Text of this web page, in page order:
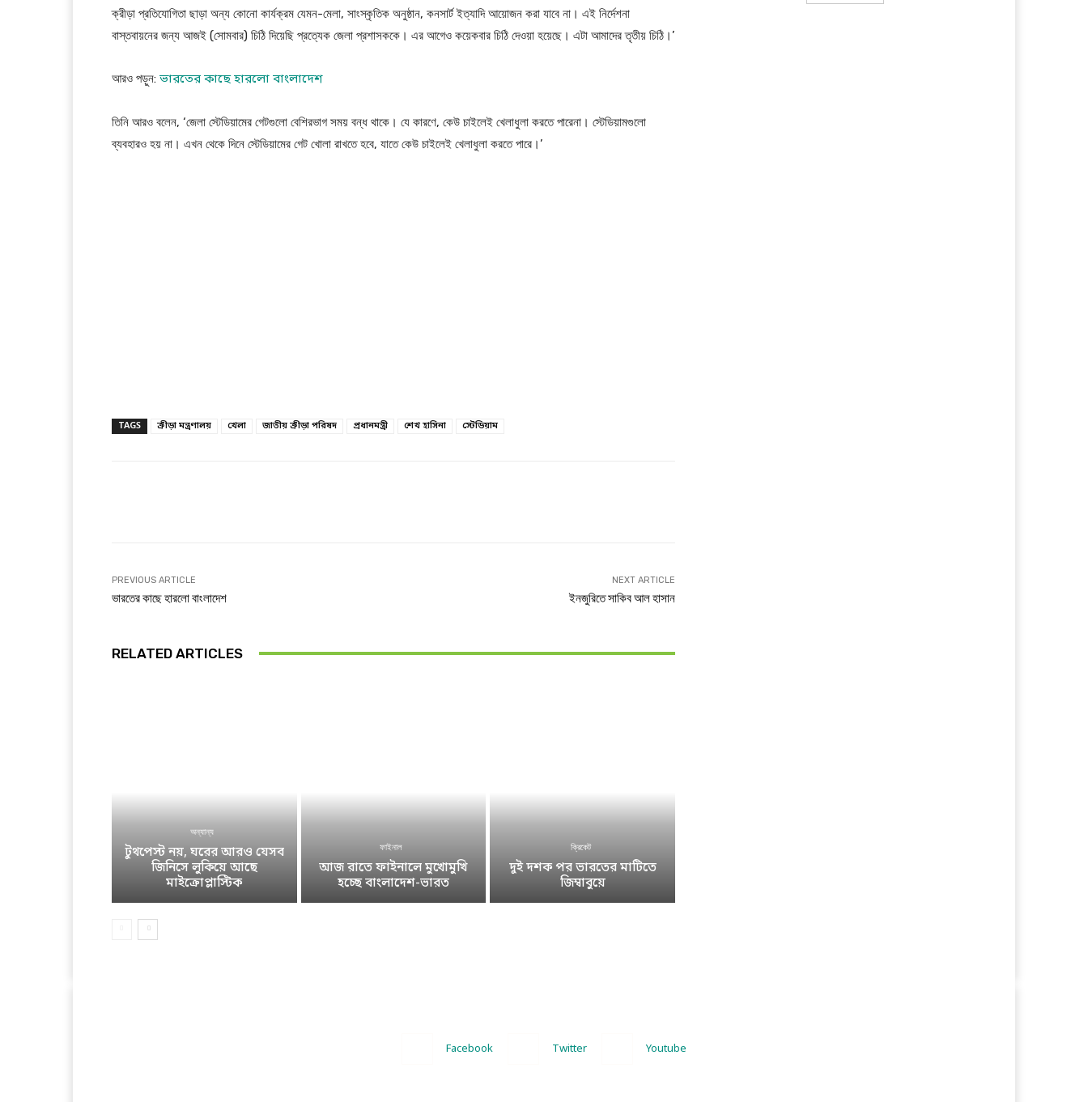
ক্রীড়া প্রতিযোগিতা ছাড়া অন্য কোনো কার্যক্রম যেমন-মেলা, সাংস্কৃতিক অনুষ্ঠান, কনসার্ট ইত্যাদি আয়োজন করা যাবে না। এই নির্দেশনা
বাস্তবায়নের জন্য আজই (সোমবার) চিঠি দিয়েছি প্রত্যেক জেলা প্রশাসককে। এর আগেও কয়েকবার চিঠি দেওয়া হয়েছে। এটা আমাদের তৃতীয় চিঠি।’
আরও পড়ুন: ভারতের কাছে হারলো বাংলাদেশ
তিনি আরও বলেন, ‘জেলা স্টেডিয়ামের গেটগুলো বেশিরভাগ সময় বন্ধ থাকে। যে কারণে, কেউ চাইলেই খেলাধুলা করতে পারেনা। স্টেডিয়ামগুলো
ব্যবহারও হয় না। এখন থেকে দিনে স্টেডিয়ামের গেট খোলা রাখতে হবে, যাতে কেউ চাইলেই খেলাধুলা করতে পারে।’
TAGS ক্রীড়া মন্ত্রণালয় খেলা জাতীয় ক্রীড়া পরিষদ প্রধানমন্ত্রী শেখ হাসিনা স্টেডিয়াম
PREVIOUS ARTICLE
ভারতের কাছে হারলো বাংলাদেশ
NEXT ARTICLE
ইনজুরিতে সাকিব আল হাসান
RELATED ARTICLES
অন্যান্য
টুথপেস্ট নয়, ঘরের আরও যেসব
জিনিসে লুকিয়ে আছে
মাইক্রোপ্লাস্টিক
ফাইনাল
আজ রাতে ফাইনালে মুখোমুখি
হচ্ছে বাংলাদেশ-ভারত
ক্রিকেট
দুই দশক পর ভারতের মাটিতে
জিম্বাবুয়ে
Facebook Twitter Youtube